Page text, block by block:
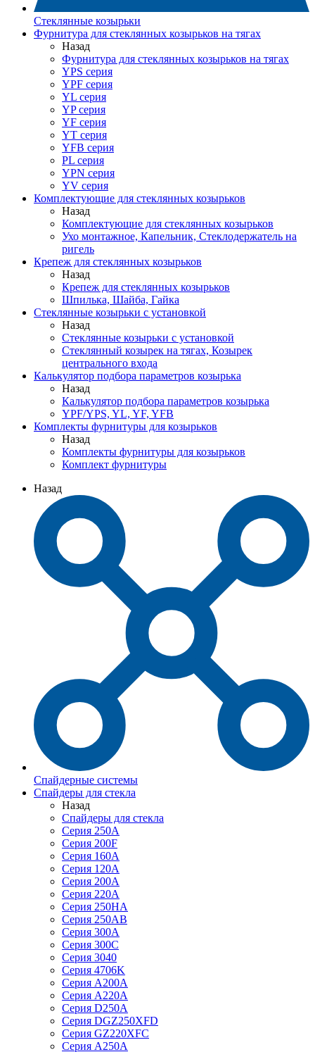
Стеклянные козырьки
Фурнитура для стеклянных козырьков на тягах
Назад
Фурнитура для стеклянных козырьков на тягах
YPS серия
YPF серия
YL серия
YP серия
YF серия
YT серия
YFB серия
PL серия
YPN серия
YV серия
Комплектующие для стеклянных козырьков
Назад
Комплектующие для стеклянных козырьков
Ухо монтажное, Капельник, Стеклодержатель на
ригель
Крепеж для стеклянных козырьков
Назад
Крепеж для стеклянных козырьков
Шпилька, Шайба, Гайка
Стеклянные козырьки с установкой
Назад
Стеклянные козырьки с установкой
Стеклянный козырек на тягах, Козырек
центрального входа
Калькулятор подбора параметров козырька
Назад
Калькулятор подбора параметров козырька
YPF/YPS, YL, YF, YFB
Комплекты фурнитуры для козырьков
Назад
Комплекты фурнитуры для козырьков
Комплект фурнитуры
Назад
Спайдерные системы
Спайдеры для стекла
Назад
Спайдеры для стекла
Серия 250А
Серия 200F
Серия 160А
Серия 120A
Серия 200А
Серия 220А
Серия 250HA
Серия 250АB
Серия 300А
Серия 300С
Серия 3040
Серия 4706K
Серия A200A
Серия A220A
Серия D250A
Серия DGZ250XFD
Серия GZ220XFC
Серия А250А